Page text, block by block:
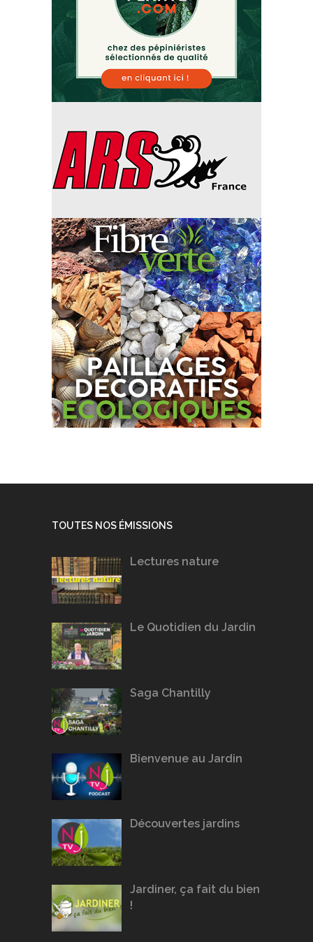
TOUTES NOS ÉMISSIONS
Lectures nature
Le Quotidien du Jardin
Saga Chantilly
Bienvenue au Jardin
Découvertes jardins
Jardiner, ça fait du bien
!